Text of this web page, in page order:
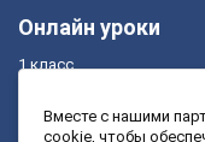
Онлайн уроки
1 класс
Вместе с нашими
cookie, чтобы